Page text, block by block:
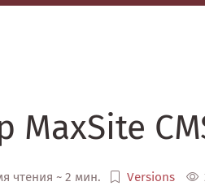
MaxSite
чтения ~ 2 мин. Versions